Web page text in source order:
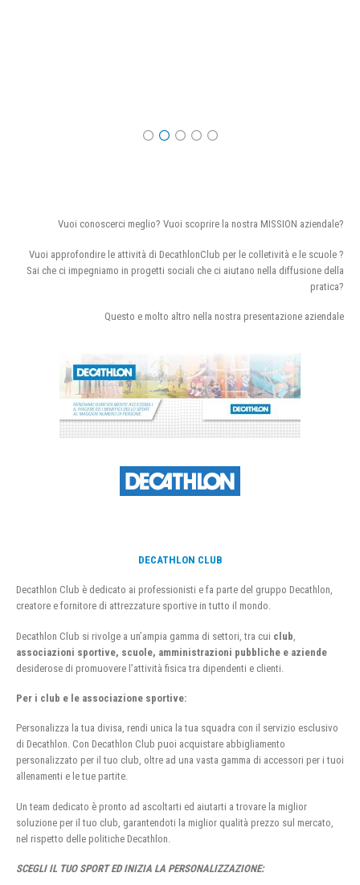
Vuoi conoscerci meglio? Vuoi scoprire la nostra MISSION aziendale?
Vuoi approfondire le attività di DecathlonClub per le colletività e le scuole ?
Sai che ci impegniamo in progetti sociali che ci aiutano nella diffusione della
pratica?
Questo e molto altro nella nostra presentazione aziendale
DECATHLON CLUB
Decathlon Club è dedicato ai professionisti e fa parte del gruppo Decathlon,
creatore e fornitore di attrezzature sportive in tutto il mondo.
Decathlon Club si rivolge a un’ampia gamma di settori, tra cui club
associazioni sportive, scuole, amministrazioni pubbliche e aziende
desiderose di promuovere l’attività fisica tra dipendenti e clienti.
Per i club e le associazione sportive:
Personalizza la tua divisa, rendi unica la tua squadra con il servizio esclusivo
di Decathlon. Con Decathlon Club puoi acquistare abbigliamento
personalizzato per il tuo club, oltre ad una vasta gamma di accessori per i tuoi
allenamenti e le tue partite.
Un team dedicato è pronto ad ascoltarti ed aiutarti a trovare la miglior
soluzione per il tuo club, garantendoti la miglior qualità prezzo sul mercato,
nel rispetto delle politiche Decathlon.
SCEGLI IL TUO SPORT ED INIZIA LA PERSONALIZZAZIONE: